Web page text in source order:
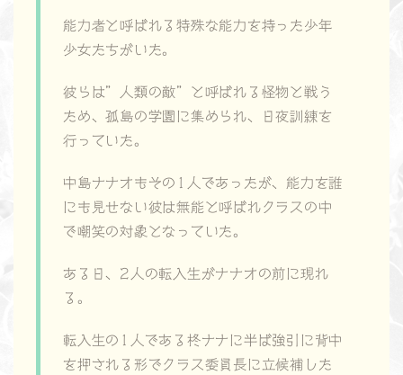
能力者と呼ばれる特殊な能力を持った少年
少女たちがいた。
彼らは”人類の敵”と呼ばれる怪物と戦う
ため、孤島の学園に集められ、日夜訓練を
行っていた。
中島ナナオもその1人であったが、能力を誰
にも見せない彼は無能と呼ばれクラスの中
で嘲笑の対象となっていた。
ある日、2人の転入生がナナオの前に現れ
る。
転入生の1人である柊ナナに半ば強引に背中
を押される形でクラス委員長に立候補した